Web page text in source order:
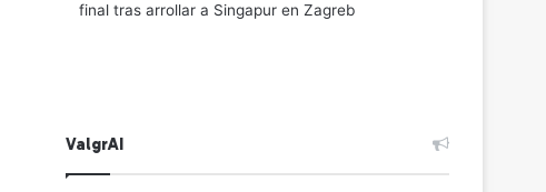
final tras arrollar a Singapur en Zagreb
ValgrAI